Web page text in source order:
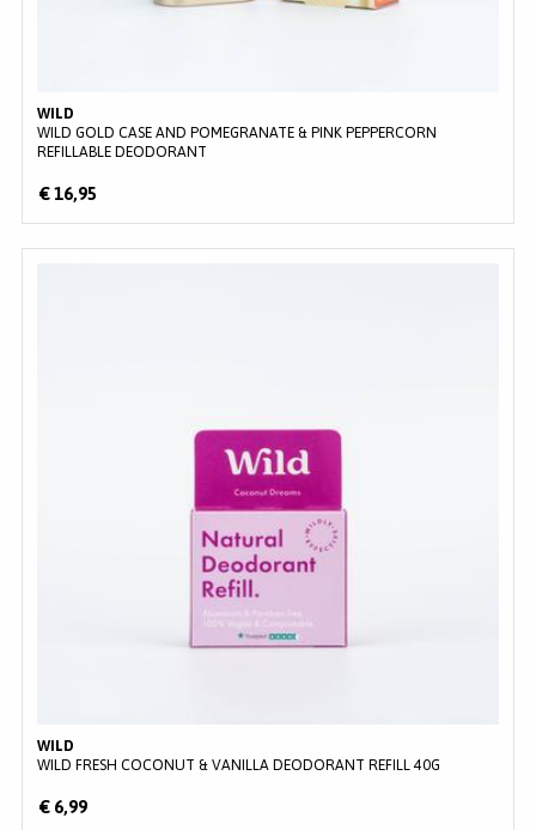
WILD
WILD GOLD CASE AND POMEGRANATE & PINK PEPPERCORN
REFILLABLE DEODORANT
€ 16,95
WILD
WILD FRESH COCONUT & VANILLA DEODORANT REFILL 40G
€ 6,99